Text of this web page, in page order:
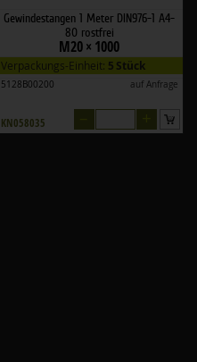
Gewindestangen 1 Meter DIN976-1 A4-
80 rostfrei
M20 × 1000
Verpackungs-Einheit: 5 Stück
5128B00200 auf Anfrage
KN058035